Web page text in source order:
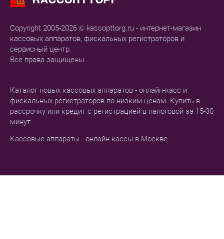
Copyright 2005-2026 © kassopttorg.ru - интернет-магазин
кассовых аппаратов, фискальных регистраторов и
сервисный центр.
Все права защищены.
Каталог новых кассовых аппаратов - онлайн-касс и
фискальных регистраторов по низким ценам. Купить в
рассрочку или кредит с регистрацией в налоговой за 15-30
минут.
Кассовые аппараты - онлайн кассы в Москве